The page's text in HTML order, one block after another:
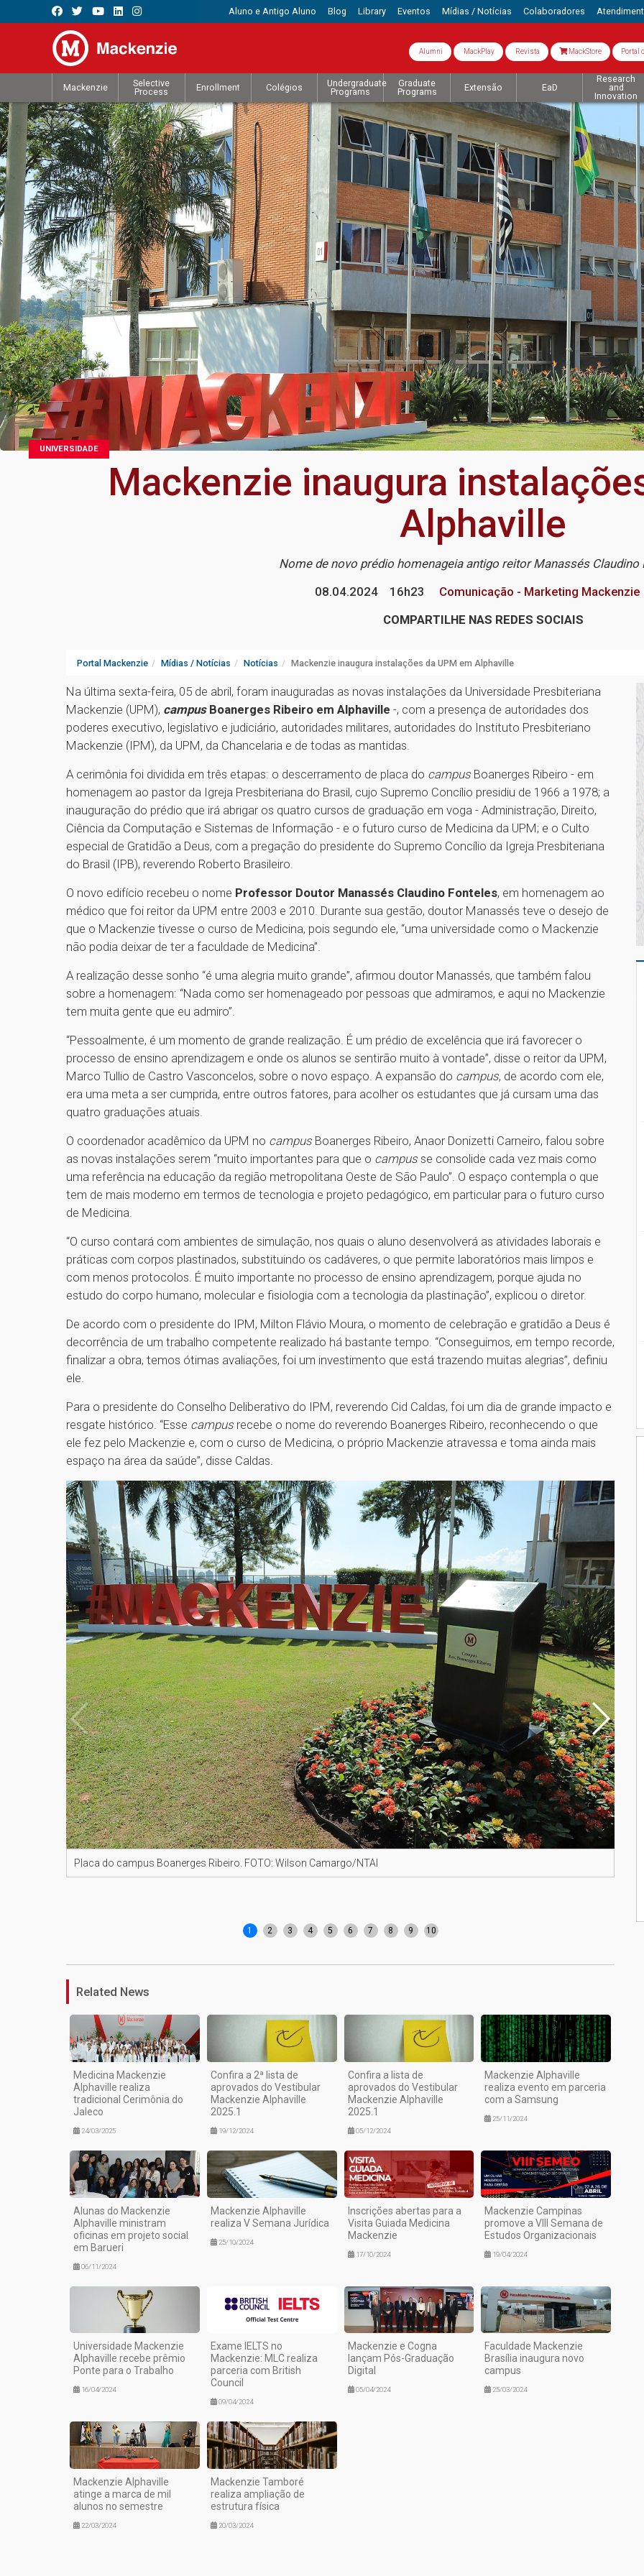
Aluno e Antigo Aluno Blog Library Eventos Mídias / Notícias Colaboradores
Alumni MackPlay Revista MackStore Portal
Mackenzie
Selective
Process
Enrollment Colégios
Undergraduate
Programs
Graduate
Programs
Extensão EaD
Research
and
Innovation
UNIVERSIDADE
Mackenzie inaugura
Alphaville
Nome de novo prédio homenageia antigo reitor Manassés Claudino
08.04.2024
16h23
Comunicação - Marketing Mackenzie
COMPARTILHE NAS REDES SOCIAIS
Portal Mackenzie Mídias / Notícias Notícias Mackenzie inaugura instalações da UPM em Alphaville
Na última sexta-feira, 05 de abril, foram inauguradas as novas instalações da Universidade Presbiteriana
Mackenzie (UPM), campus Boanerges Ribeiro em Alphaville -, com a presença de autoridades dos
poderes executivo, legislativo e judiciário, autoridades militares, autoridades do Instituto Presbiteriano
Mackenzie (IPM), da UPM, da Chancelaria e de todas as mantidas.
A cerimônia foi dividida em três etapas: o descerramento de placa do campus Boanerges Ribeiro - em
homenagem ao pastor da Igreja Presbiteriana do Brasil, cujo Supremo Concílio presidiu de 1966 a 1978; a
inauguração do prédio que irá abrigar os quatro cursos de graduação em voga - Administração, Direito,
Ciência da Computação e Sistemas de Informação - e o futuro curso de Medicina da UPM; e o Culto
especial de Gratidão a Deus, com a pregação do presidente do Supremo Concílio da Igreja Presbiteriana
do Brasil (IPB), reverendo Roberto Brasileiro.
O novo edifício recebeu o nome Professor Doutor Manassés Claudino Fonteles, em homenagem ao
médico que foi reitor da UPM entre 2003 e 2010. Durante sua gestão, doutor Manassés teve o desejo de
que o Mackenzie tivesse o curso de Medicina, pois segundo ele, “uma universidade como o Mackenzie
não podia deixar de ter a faculdade de Medicina”.
A realização desse sonho “é uma alegria muito grande”, afirmou doutor Manassés, que também falou
sobre a homenagem: “Nada como ser homenageado por pessoas que admiramos, e aqui no Mackenzie
tem muita gente que eu admiro”.
“Pessoalmente, é um momento de grande realização. É um prédio de excelência que irá favorecer o
processo de ensino aprendizagem e onde os alunos se sentirão muito à vontade”, disse o reitor da UPM,
Marco Tullio de Castro Vasconcelos, sobre o novo espaço. A expansão do campus, de acordo com ele,
era uma meta a ser cumprida, entre outros fatores, para acolher os estudantes que já cursam uma das
quatro graduações atuais.
O coordenador acadêmico da UPM no campus Boanerges Ribeiro, Anaor Donizetti Carneiro, falou sobre
as novas instalações serem “muito importantes para que o campus se consolide cada vez mais como
uma referência na educação da região metropolitana Oeste de São Paulo”. O espaço contempla o que
tem de mais moderno em termos de tecnologia e projeto pedagógico, em particular para o futuro curso
de Medicina.
“O curso contará com ambientes de simulação, nos quais o aluno desenvolverá as atividades laborais e
práticas com corpos plastinados, substituindo os cadáveres, o que permite laboratórios mais limpos e
com menos protocolos. É muito importante no processo de ensino aprendizagem, porque ajuda no
estudo do corpo humano, molecular e fisiologia com a tecnologia da plastinação”, explicou o diretor.
De acordo com o presidente do IPM, Milton Flávio Moura, o momento de celebração e gratidão a Deus é
decorrência de um trabalho competente realizado há bastante tempo. “Conseguimos, em tempo recorde,
finalizar a obra, temos ótimas avaliações, foi um investimento que está trazendo muitas alegrias”, definiu
ele.
Para o presidente do Conselho Deliberativo do IPM, reverendo Cid Caldas, foi um dia de grande impacto e
resgate histórico. “Esse campus recebe o nome do reverendo Boanerges Ribeiro, reconhecendo o que
ele fez pelo Mackenzie e, com o curso de Medicina, o próprio Mackenzie atravessa e toma ainda mais
espaço na área da saúde”, disse Caldas.
Placa do campus Boanerges Ribeiro. FOTO: Wilson Camargo/NTAI
1 2 3 4 5 6 7 8 9 10
Related News
Medicina Mackenzie
Alphaville realiza
tradicional Cerimônia do
Jaleco
24/03/2025
Confira a 2ª lista de
aprovados do Vestibular
Mackenzie Alphaville
2025.1
19/12/2024
Confira a lista de
aprovados do Vestibular
Mackenzie Alphaville
2025.1
05/12/2024
Mackenzie Alphaville
realiza evento em parceria
com a Samsung
25/11/2024
Alunas do Mackenzie
Alphaville ministram
oficinas em projeto social
em Barueri
06/11/2024
Mackenzie Alphaville
realiza V Semana Jurídica
25/10/2024
Inscrições abertas para a
Visita Guiada Medicina
Mackenzie
17/10/2024
Mackenzie Campinas
promove a VIII Semana de
Estudos Organizacionais
19/04/2024
Universidade Mackenzie
Alphaville recebe prêmio
Ponte para o Trabalho
16/04/2024
Exame IELTS no
Mackenzie: MLC realiza
parceria com British
Council
09/04/2024
Mackenzie e Cogna
lançam Pós-Graduação
Digital
05/04/2024
Faculdade Mackenzie
Brasília inaugura novo
campus
25/03/2024
Mackenzie Alphaville
atinge a marca de mil
alunos no semestre
22/03/2024
Mackenzie Tamboré
realiza ampliação de
estrutura física
20/03/2024